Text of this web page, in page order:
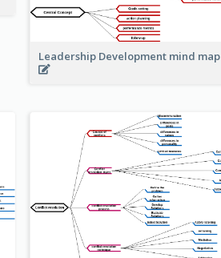
Leadership Development mind map